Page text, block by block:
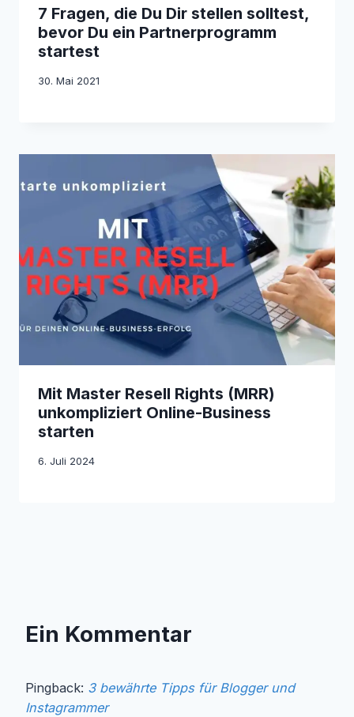
7 Fragen, die Du Dir stellen solltest,
bevor Du ein Partnerprogramm
startest
30. Mai 2021
Mit Master Resell Rights (MRR)
unkompliziert Online-Business
starten
6. Juli 2024
Ein Kommentar
Pingback: 3 bewährte Tipps für Blogger und
Instagrammer